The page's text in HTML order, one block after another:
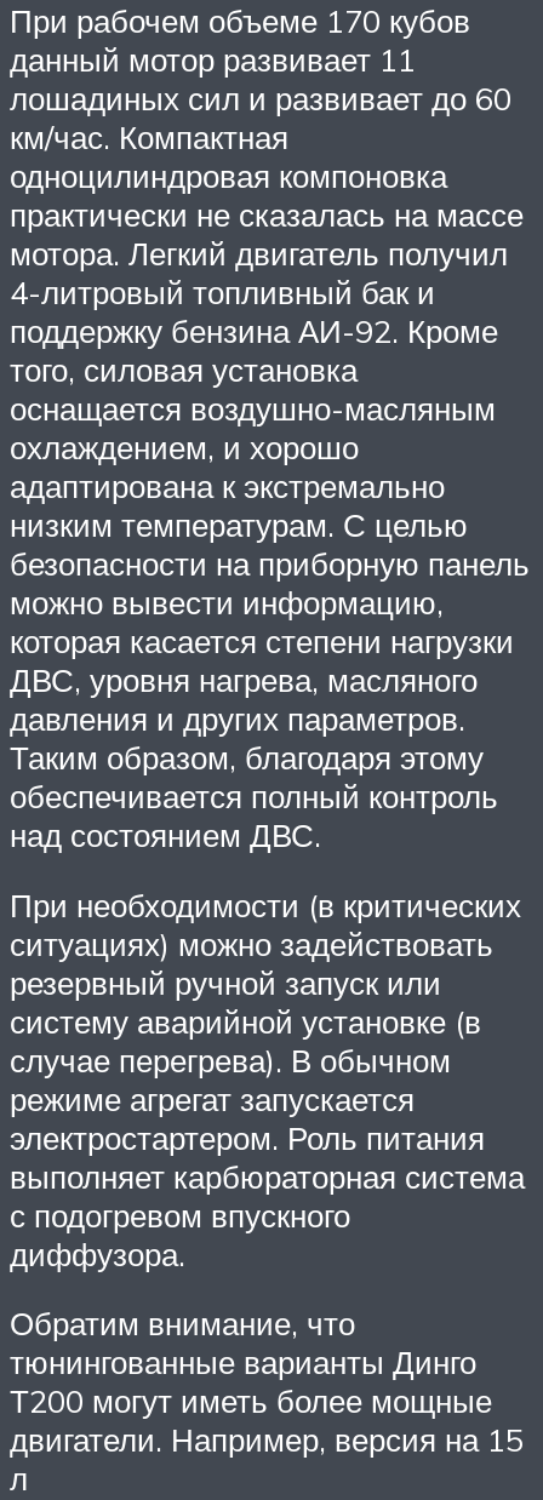
При рабочем объеме 170 кубов
данный мотор развивает 11
лошадиных сил и развивает до 60
км/час. Компактная
одноцилиндровая компоновка
практически не сказалась на массе
мотора. Легкий двигатель получил
4-литровый топливный бак и
поддержку бензина АИ-92. Кроме
того, силовая установка
оснащается воздушно-масляным
охлаждением, и хорошо
адаптирована к экстремально
низким температурам. С целью
безопасности на приборную панель
можно вывести информацию,
которая касается степени нагрузки
ДВС, уровня нагрева, масляного
давления и других параметров.
Таким образом, благодаря этому
обеспечивается полный контроль
над состоянием ДВС.
При необходимости (в критических
ситуациях) можно задействовать
резервный ручной запуск или
систему аварийной установке (в
случае перегрева). В обычном
режиме агрегат запускается
электростартером. Роль питания
выполняет карбюраторная система
с подогревом впускного
диффузора.
Обратим внимание, что
тюнингованные варианты Динго
Т200 могут иметь более мощные
двигатели. Например, версия на 15
л